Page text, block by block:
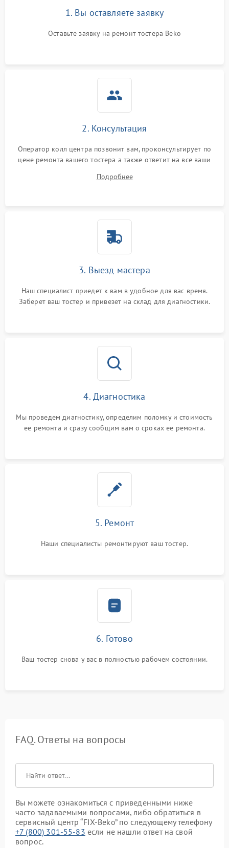
1. Вы оставляете заявку
Оставьте заявку на ремонт тостера Beko
2. Консультация
Оператор колл центра позвонит вам, проконсультирует по
цене ремонта вашего тостера а также ответит на все ваши
Подробнее
3. Выезд мастера
Наш специалист приедет к вам в удобное для вас время.
Заберет ваш тостер и привезет на склад для диагностики.
4. Диагностика
Мы проведем диагностику, определим поломку и стоимость
ее ремонта и сразу сообщим вам о сроках ее ремонта.
5. Ремонт
Наши специалисты ремонтируют ваш тостер.
6. Готово
Ваш тостер снова у вас в полностью рабочем состоянии.
FAQ. Ответы на вопросы
Вы можете ознакомиться с приведенными ниже
часто задаваемыми вопросами, либо обратиться в
сервисный центр “FIX-Beko” по следующему телефону
+7 (800) 301-55-83 если не нашли ответ на свой
вопрос.